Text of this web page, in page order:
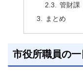
管財課
まとめ
市役所職員の